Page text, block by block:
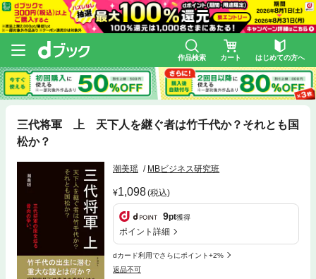
作品検索 カート はじめての方へ
三代将軍 上 天下人を継ぐ者は竹千代か？それとも国
松か？
潮美瑶 MBビジネス研究班
1,098(税込)
9pt獲得
ポイント詳細
dカード利用でさらにポイント+2%
返品不可